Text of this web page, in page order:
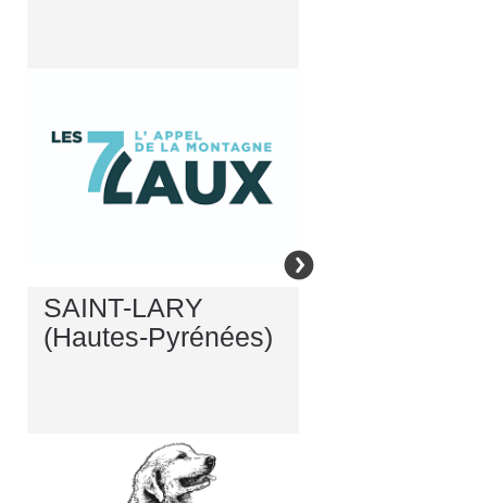
SAINT-LARY
(Hautes-Pyrénées)